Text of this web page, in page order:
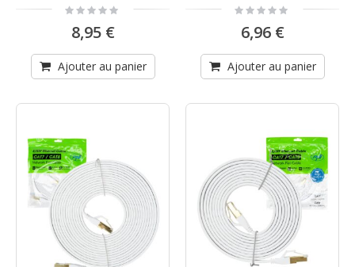
Rating:
0%
8,95 €
Ajouter au panier
Rating:
0%
6,96 €
Ajouter au panier